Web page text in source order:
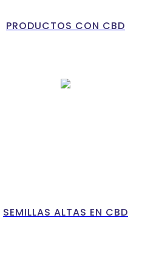
PRODUCTOS CON CBD
SEMILLAS ALTAS EN CBD